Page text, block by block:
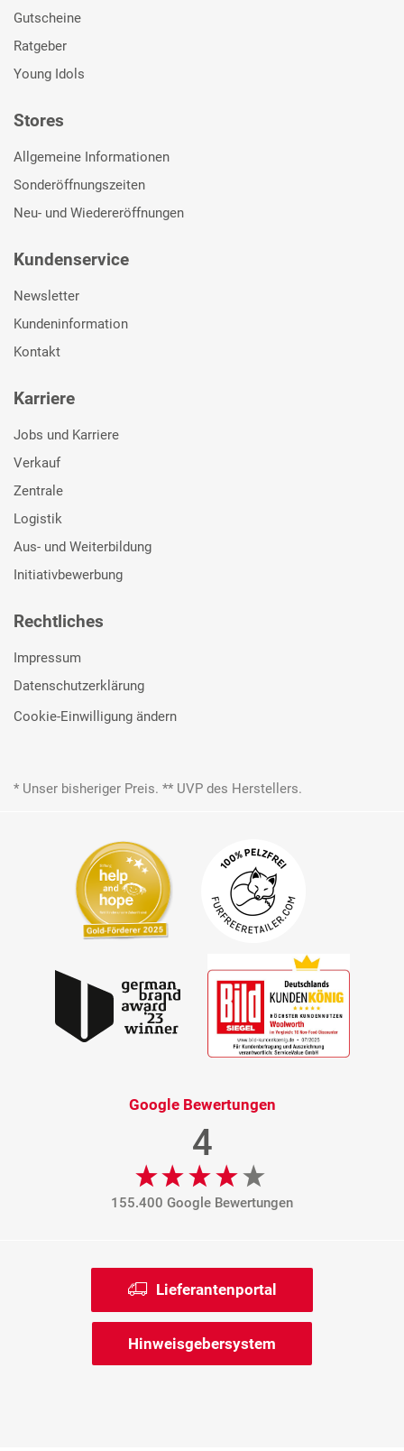
Gutscheine
Ratgeber
Young Idols
Stores
Allgemeine Informationen
Sonderöffnungszeiten
Neu- und Wiedereröffnungen
Kundenservice
Newsletter
Kundeninformation
Kontakt
Karriere
Jobs und Karriere
Verkauf
Zentrale
Logistik
Aus- und Weiterbildung
Initiativbewerbung
Rechtliches
Impressum
Datenschutzerklärung
Cookie-Einwilligung ändern
* Unser bisheriger Preis. ** UVP des Herstellers.
Google Bewertungen
4
155.400 Google Bewertungen
Lieferantenportal
Hinweisgebersystem